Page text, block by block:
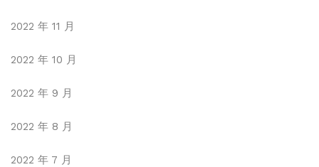
2022 年 11 月
2022 年 10 月
2022 年 9 月
2022 年 8 月
2022 年 7 月